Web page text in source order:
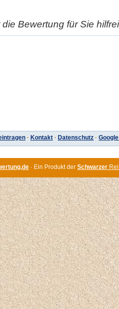
die Bewertung für Sie
· Kontakt · Datenschutz ·
· Ein Produkt der Schwarzer